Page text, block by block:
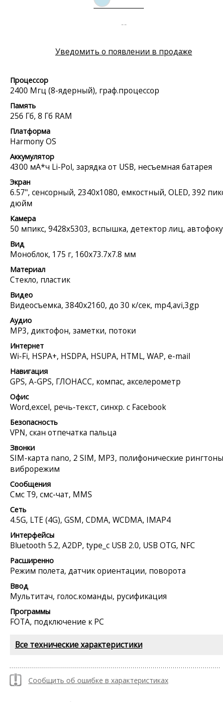
--
Уведомить о появлении в продаже
Процессор
2400 Мгц (8-ядерный), граф.процессор
Память
256 Гб, 8 Гб RAM
Платформа
Harmony OS
Аккумулятор
4300 мА*ч Li-Pol, зарядка от USB, несъемная батарея
Экран
6.57", сенсорный, 2340x1080, емкостный, OLED, 392
дюйм
Камера
50 мпикс, 9428x5303, вспышка, детектор лиц,
Вид
Моноблок, 175 г, 160x73.7x7.8 мм
Материал
Стекло, пластик
Видео
Видеосъемка, 3840x2160, до 30 к/сек, mp4,avi,3gp
Аудио
MP3, диктофон, заметки, потоки
Интернет
Wi-Fi, HSPA+, HSDPA, HSUPA, HTML, WAP, e-mail
Навигация
GPS, A-GPS, ГЛОНАСС, компас, акселерометр
Офис
Word,excel, речь-текст, синхр. с Facebook
Безопасность
VPN, скан отпечатка пальца
Звонки
SIM-карта nano, 2 SIM, MP3, полифонические
виброрежим
Сообщения
Смс Т9, смс-чат, MMS
Сеть
4.5G, LTE (4G), GSM, CDMA, WCDMA, IMAP4
Интерфейсы
Bluetooth 5.2, A2DP, type_c USB 2.0, USB OTG, NFC
Расширенно
Режим полета, датчик ориентации, поворота
Ввод
Мультитач, голос.команды, русификация
Программы
FOTA, подключение к PC
Все технические характеристики
Сообщить об ошибке в характеристиках